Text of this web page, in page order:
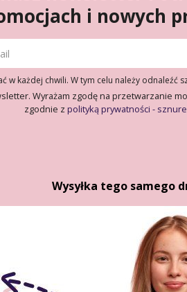
i nowych
w każdej chwili. W tym celu należy odnaleźć
Wyrażam zgodę na przetwarzanie
zgodnie z polityką prywatności -
Wysyłka tego samego